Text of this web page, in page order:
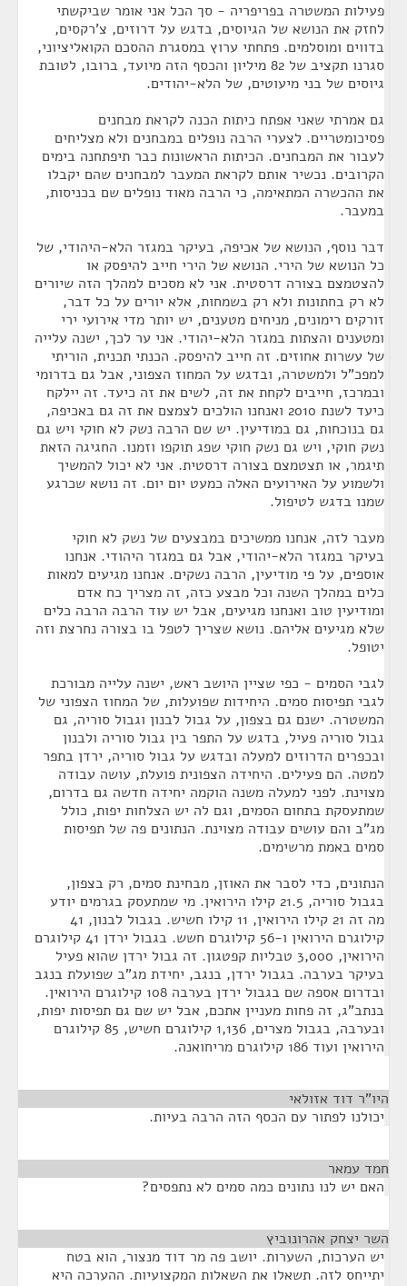
פעילות המשטרה בפריפריה - סך הכל אני אומר שביקשתי
לחזק את הנושא של הגיוסים, בדגש על דרוזים, צ'רקסים,
בדווים ומוסלמים. פתחתי ערוץ במסגרת ההסכם הקואליציוני,
סגרנו תקציב של 82 מיליון והכסף הזה מיועד, ברובו, לטובת
גיוסים של בני מיעוטים, של הלא-יהודים.
גם אמרתי שאני אפתח כיתות הכנה לקראת מבחנים
פסיכומטריים. לצערי הרבה נופלים במבחנים ולא מצליחים
לעבור את המבחנים. הכיתות הראשונות כבר תיפתחנה בימים
הקרובים. נכשיר אותם לקראת המעבר למבחנים שהם יקבלו
את ההכשרה המתאימה, כי הרבה מאוד נופלים שם בכניסות,
במעבר.
דבר נוסף, הנושא של אכיפה, בעיקר במגזר הלא-היהודי, של
כל הנושא של הירי. הנושא של הירי חייב להיפסק או
להצטמצם בצורה דרסטית. אני לא מסכים למהלך הזה שיורים
לא רק בחתונות ולא רק בשמחות, אלא יורים על כל דבר,
זורקים רימונים, מניחים מטענים, יש יותר מדי אירועי ירי
ומטענים והצתות במגזר הלא-יהודי. אני ער לכך, ישנה עלייה
של עשרות אחוזים. זה חייב להיפסק. הכנתי תכנית, הוריתי
למפכ"ל ולמשטרה, ובדגש על המחוז הצפוני, אבל גם בדרומי
ובמרכז, חייבים לקחת את זה, לשים את זה כיעד. זה יילקח
כיעד לשנת 2010 ואנחנו הולכים לצמצם את זה גם באכיפה,
גם בנוכחות, גם במודיעין. יש שם הרבה נשק לא חוקי ויש גם
נשק חוקי, ויש גם נשק חוקי שפג תוקפו וזמנו. החגיגה הזאת
תיגמר, או תצטמצם בצורה דרסטית. אני לא יכול להמשיך
ולשמוע על האירועים האלה כמעט יום יום. זה נושא שכרגע
שמנו בדגש לטיפול.
מעבר לזה, אנחנו ממשיכים במבצעים של נשק לא חוקי
בעיקר במגזר הלא-יהודי, אבל גם במגזר היהודי. אנחנו
אוספים, על פי מודיעין, הרבה נשקים. אנחנו מגיעים למאות
כלים במהלך השנה וכל מבצע כזה, זה מצריך כח אדם
ומודיעין טוב ואנחנו מגיעים, אבל יש עוד הרבה הרבה כלים
שלא מגיעים אליהם. נושא שצריך לטפל בו בצורה נחרצת וזה
יטופל.
לגבי הסמים - כפי שציין היושב ראש, ישנה עלייה מבורכת
לגבי תפיסות סמים. היחידות שפועלות, של המחוז הצפוני של
המשטרה. ישנם גם בצפון, על גבול לבנון וגבול סוריה, גם
גבול סוריה פעיל, בדגש על התפר בין גבול סוריה ולבנון
ובכפרים הדרוזים למעלה ובדגש על גבול סוריה, ירדן בתפר
למטה. הם פעילים. היחידה הצפונית פועלת, עושה עבודה
מצוינת. לפני למעלה משנה הוקמה יחידה חדשה גם בדרום,
שמתעסקת בתחום הסמים, וגם לה יש הצלחות יפות, כולל
מג"ב והם עושים עבודה מצוינת. הנתונים פה של תפיסות
סמים באמת מרשימים.
הנתונים, כדי לסבר את האוזן, מבחינת סמים, רק בצפון,
בגבול סוריה, 21.5 קילו הירואין. מי שמתעסק בגרמים יודע
מה זה 21 קילו הירואין, 11 קילו חשיש. בגבול לבנון, 41
קילוגרם הירואין ו-56 קילוגרם חשש. בגבול ירדן 41 קילוגרם
הירואין, 3,000 טבליות קפטגון. זה גבול ירדן שהוא פעיל
בעיקר בערבה. בגבול ירדן, בנגב, יחידת מג"ב שפועלת בנגב
ובדרום אספה שם בגבול ירדן בערבה 108 קילוגרם הירואין.
בנתב"ג, זה פחות מעניין אתכם, אבל יש שם גם תפיסות יפות,
ובערבה, בגבול מצרים, 1,136 קילוגרם חשיש, 85 קילוגרם
הירואין ועוד 186 קילוגרם מריחואנה.
היו"ר דוד אזולאי
יכולנו לפתור עם הכסף הזה הרבה בעיות.
חמד עמאר
האם יש לנו נתונים כמה סמים לא נתפסים?
השר יצחק אהרונוביץ
יש הערכות, השערות. יושב פה מר דוד מנצור, הוא בטח
יתייחס לזה. תשאלו את השאלות המקצועיות. ההערכה היא